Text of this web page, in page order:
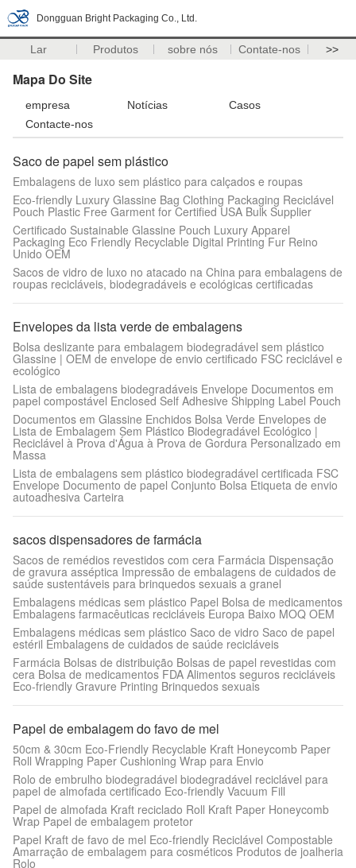
Dongguan Bright Packaging Co., Ltd.
Lar Produtos sobre nós Contate-nos >>
Mapa Do Site
empresa Notícias
Casos
Contacte-nos
Saco de papel sem plástico
Embalagens de luxo sem plástico para calçados e roupas
Eco-friendly Luxury Glassine Bag Clothing Packaging Reciclável
Pouch Plastic Free Garment for Certified USA Bulk Supplier
Certificado Sustainable Glassine Pouch Luxury Apparel
Packaging Eco Friendly Recyclable Digital Printing Fur Reino
Unido OEM
Sacos de vidro de luxo no atacado na China para embalagens de
roupas recicláveis, biodegradáveis ​​e ecológicas certificadas
Envelopes da lista verde de embalagens
Bolsa deslizante para embalagem biodegradável sem plástico
Glassine | OEM de envelope de envio certificado FSC reciclável e
ecológico
Lista de embalagens biodegradáveis Envelope Documentos em
papel compostável Enclosed Self Adhesive Shipping Label Pouch
Documentos em Glassine Enchidos Bolsa Verde Envelopes de
Lista de Embalagem Sem Plástico Biodegradável Ecológico |
Reciclável à Prova d'Água à Prova de Gordura Personalizado em
Massa
Lista de embalagens sem plástico biodegradável certificada FSC
Envelope Documento de papel Conjunto Bolsa Etiqueta de envio
autoadhesiva Carteira
sacos dispensadores de farmácia
Sacos de remédios revestidos com cera Farmácia Dispensação
de gravura asséptica Impressão de embalagens de cuidados de
saúde sustentáveis para brinquedos sexuais a granel
Embalagens médicas sem plástico Papel Bolsa de medicamentos
Embalagens farmacêuticas recicláveis Europa Baixo MOQ OEM
Embalagens médicas sem plástico Saco de vidro Saco de papel
estéril Embalagens de cuidados de saúde recicláveis
Farmácia Bolsas de distribuição Bolsas de papel revestidas com
cera Bolsa de medicamentos FDA Alimentos seguros recicláveis
Eco-friendly Gravure Printing Brinquedos sexuais
Papel de embalagem do favo de mel
50cm & 30cm Eco-Friendly Recyclable Kraft Honeycomb Paper
Roll Wrapping Paper Cushioning Wrap para Envio
Rolo de embrulho biodegradável biodegradável reciclável para
papel de almofada certificado Eco-friendly Vacuum Fill
Papel de almofada Kraft reciclado Roll Kraft Paper Honeycomb
Wrap Papel de embalagem protetor
Papel Kraft de favo de mel Eco-friendly Reciclável Compostable
Amarração de embalagem para cosméticos Produtos de joalheria
Rolo